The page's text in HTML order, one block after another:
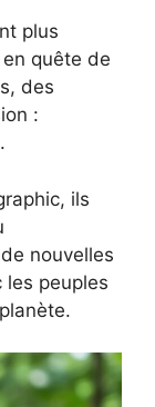
plus
quête de
des
:
ils
nouvelles
les peuples